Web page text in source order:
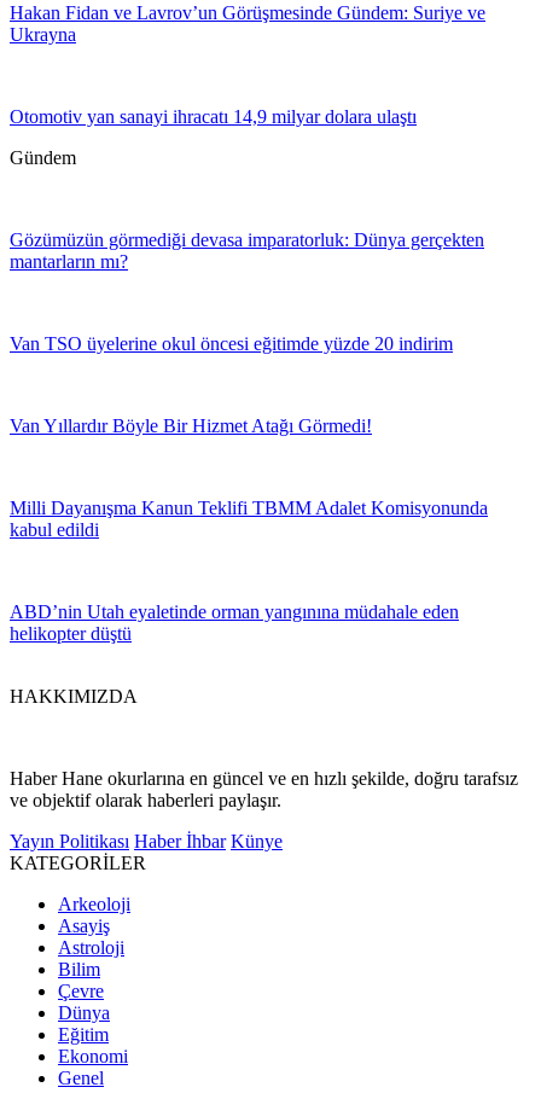
Hakan Fidan ve Lavrov’un Görüşmesinde Gündem: Suriye ve
Ukrayna
Otomotiv yan sanayi ihracatı 14,9 milyar dolara ulaştı
Gündem
Gözümüzün görmediği devasa imparatorluk: Dünya gerçekten
mantarların mı?
Van TSO üyelerine okul öncesi eğitimde yüzde 20 indirim
Van Yıllardır Böyle Bir Hizmet Atağı Görmedi!
Milli Dayanışma Kanun Teklifi TBMM Adalet Komisyonunda
kabul edildi
ABD’nin Utah eyaletinde orman yangınına müdahale eden
helikopter düştü
HAKKIMIZDA
Haber Hane okurlarına en güncel ve en hızlı şekilde, doğru tarafsız
ve objektif olarak haberleri paylaşır.
Yayın Politikası Haber İhbar Künye
KATEGORİLER
Arkeoloji
Asayiş
Astroloji
Bilim
Çevre
Dünya
Eğitim
Ekonomi
Genel